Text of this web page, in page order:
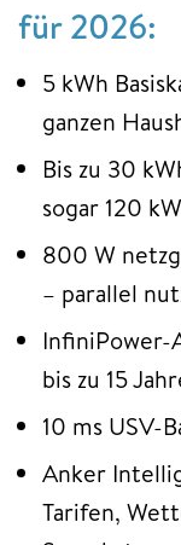
für 2026:
5 kWh
ganzen
Bis zu 30
sogar 120
800 W
– parallel
InfiniPower-
bis zu 15
10 ms USV-
Anker
Tarifen,